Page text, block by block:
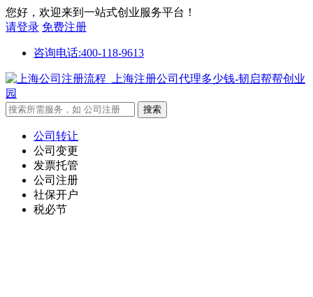
您好，欢迎来到一站式创业服务平台！
请登录 免费注册
咨询电话:400-118-9613
公司转让
公司变更
发票托管
公司注册
社保开户
税必节